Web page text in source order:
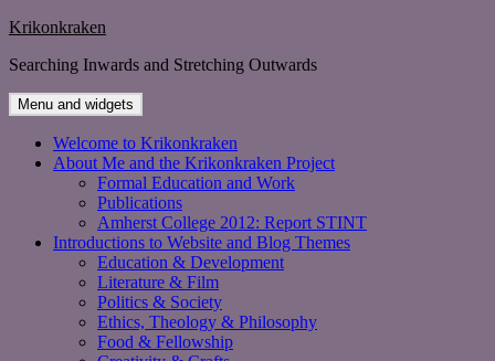
Skip
content
Krikonkraken
Searching Inwards and Stretching Outwards
Menu and widgets
Welcome to Krikonkraken
About Me and the Krikonkraken Project
Formal Education and Work
Publications
Amherst College 2012: Report STINT
Introductions to Website and Blog Themes
Education & Development
Literature & Film
Politics & Society
Ethics, Theology & Philosophy
Food & Fellowship